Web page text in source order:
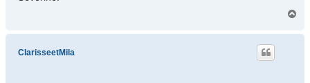
u
ClarisseetMila